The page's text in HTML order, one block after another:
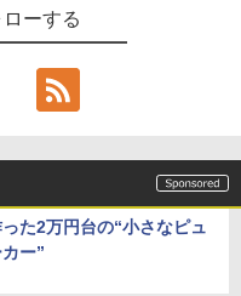
ーする
た2万円台の“小さなピュ
ー”